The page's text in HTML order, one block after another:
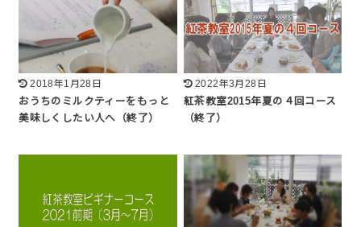
2018年1月28日
おうちのミルクティーをもっと
美味しくしたい人へ（終了）
2022年3月28日
紅茶教室2015年夏の４回コース
（終了）